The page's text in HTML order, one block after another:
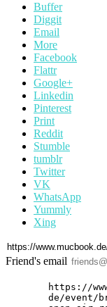
Buffer
Diggit
Email
More
Facebook
Flattr
Google+
Linkedin
Pinterest
Print
Reddit
Stumble
tumblr
Twitter
VK
WhatsApp
Yummly
Xing
Friend's email